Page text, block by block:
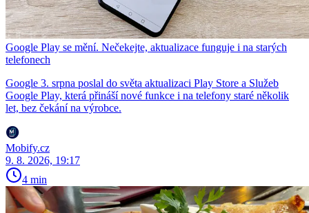
Google Play se mění. Nečekejte, aktualizace funguje i na starých
telefonech
Google 3. srpna poslal do světa aktualizaci Play Store a Služeb
Google Play, která přináší nové funkce i na telefony staré několik
let, bez čekání na výrobce.
Mobify.cz
9. 8. 2026, 19:17
4 min